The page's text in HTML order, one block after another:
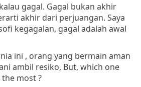
gagal. Gagal bukan akhir
akhir dari perjuangan. Saya
kegagalan, gagal adalah awal
ini , orang yang bermain aman
ambil resiko, But, which one
most ?